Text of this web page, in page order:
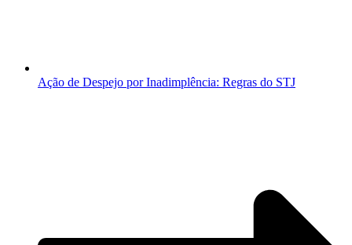
Ação de Despejo por Inadimplência: Regras do STJ